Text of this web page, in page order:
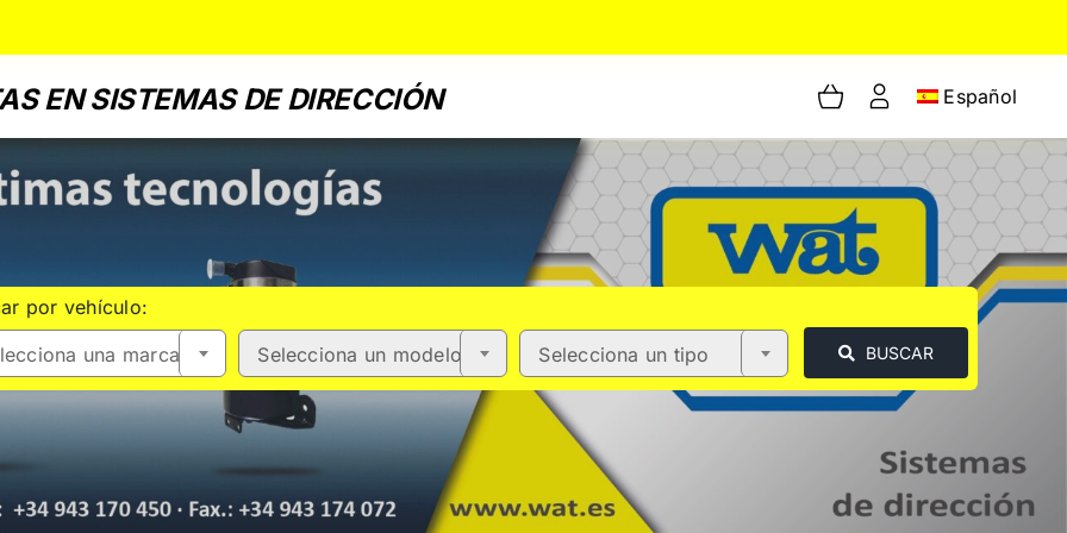
EN SISTEMAS DE DIRECCIÓN Español
por vehículo:
una marca Selecciona un modelo Selecciona un tipo BUSCAR